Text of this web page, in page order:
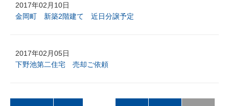
2017年02月10日
金岡町 新築2階建て 近日分譲予定
2017年02月05日
下野池第二住宅 売却ご依頼